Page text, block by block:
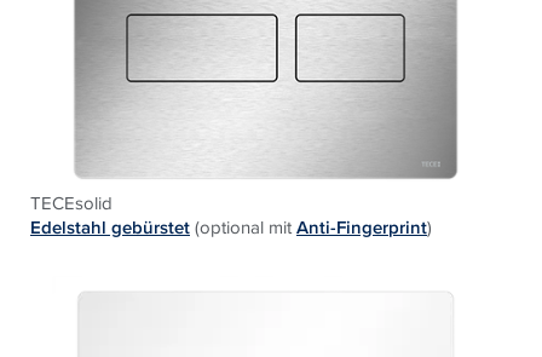
TECEsolid
Edelstahl gebürstet(optional mitAnti-Fingerprint)